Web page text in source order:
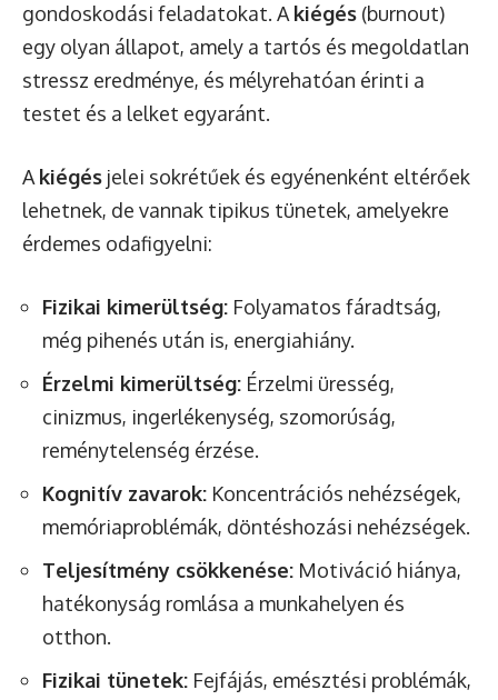
gondoskodási feladatokat. Akiégés (burnout)
egy olyan állapot, amely a tartós és megoldatlan
stressz eredménye, és mélyrehatóan érinti a
testet és a lelket egyaránt.
Akiégés jelei sokrétűek és egyénenként eltérőek
lehetnek, de vannak tipikus tünetek, amelyekre
érdemes odafigyelni:
Fizikai kimerültség: Folyamatos fáradtság,
még pihenés után is, energiahiány.
Érzelmi kimerültség: Érzelmi üresség,
cinizmus, ingerlékenység, szomorúság,
reménytelenség érzése.
Kognitív zavarok: Koncentrációs nehézségek,
memóriaproblémák, döntéshozási nehézségek.
Teljesítmény csökkenése: Motiváció hiánya,
hatékonyság romlása a munkahelyen és
otthon.
Fizikai tünetek: Fejfájás, emésztési problémák,